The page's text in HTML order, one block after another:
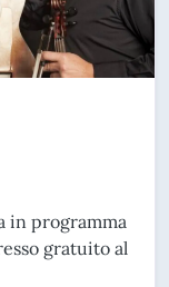
in programma
gratuito al